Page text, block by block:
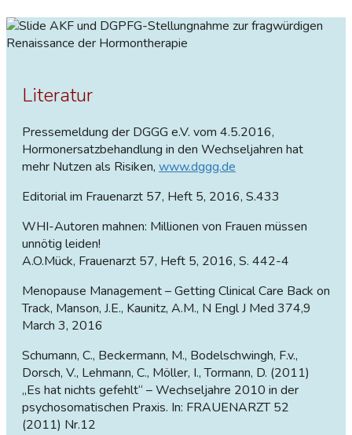
AKF und DGPFG-Stellungnahme zur fragwürdigen
Renaissance der Hormontherapie
Literatur
Pressemeldung der DGGG e.V. vom 4.5.2016,
Hormonersatzbehandlung in den Wechseljahren hat
mehr Nutzen als Risiken, www.dggg.de
Editorial im Frauenarzt 57, Heft 5, 2016, S.433
WHI-Autoren mahnen: Millionen von Frauen müssen
unnötig leiden!
A.O.Mück, Frauenarzt 57, Heft 5, 2016, S. 442-4
Menopause Management – Getting Clinical Care Back on
Track, Manson, J.E., Kaunitz, A.M., N Engl J Med 374,9
March 3, 2016
Schumann, C., Beckermann, M., Bodelschwingh, F.v.,
Dorsch, V., Lehmann, C., Möller, I., Tormann, D. (2011)
„Es hat nichts gefehlt“ – Wechseljahre 2010 in der
psychosomatischen Praxis. In: FRAUENARZT 52
(2011) Nr.12